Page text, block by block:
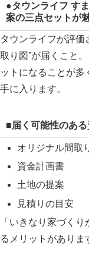
●タウンライフ す
案の三点セットが
タウンライフが評価
取り図”が届くこと
ットになることが多
手に入ります。
■届く可能性のある
オリジナル間取
資金計画書
土地の提案
見積りの目安
「いきなり家づく
るメリットがありま